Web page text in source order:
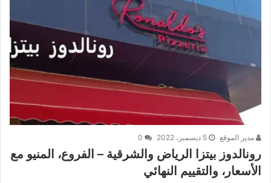
مدير الموقع 5 ديسمبر، 2022
رونالدوز بيتزا الرياض والشرقية – الفروع، المنيو مع
الأسعار، والتقييم النهائي